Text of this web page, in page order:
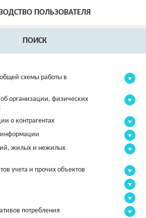
ПОЛЬЗОВАТЕЛЯ
ПОИСК
схемы работы в
организации, физических
о контрагентах
информации
жилых и нежилых
учета и прочих объектов
потребления